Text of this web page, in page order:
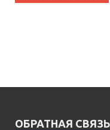
ОБРАТНАЯ СВЯЗЬ